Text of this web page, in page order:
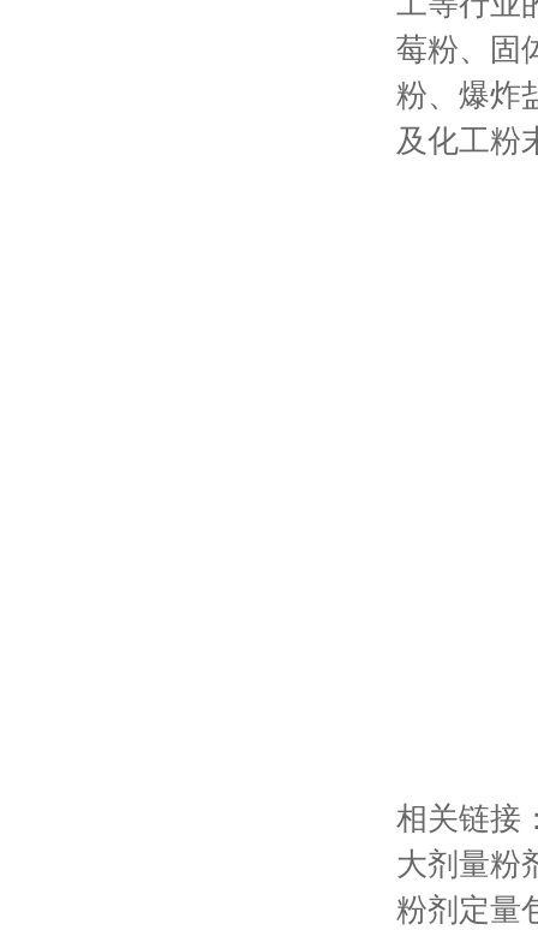
莓粉、固
粉、爆炸
及化工粉
相关链接
大剂量粉
粉剂定量